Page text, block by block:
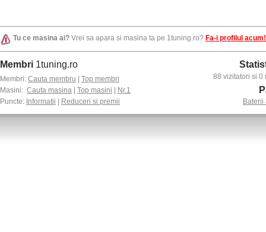
Tu ce masina ai? Vrei sa apara si masina ta pe 1tuning.ro? Fa-i profilul acum!
Membri 1tuning.ro
Membri: Cauta membru
Top membri
Masini: Cauta masina Top masini
Nr.1
Puncte: Informatii Reduceri si premii
88 vizitatori si 0